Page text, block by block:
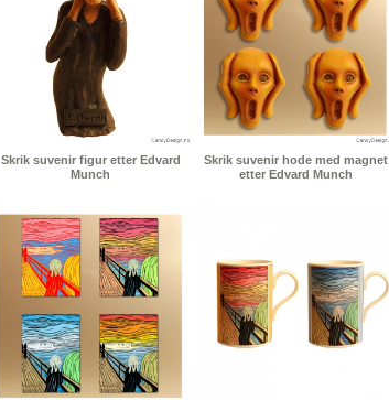
Skrik suvenir figur etter Edvard
Munch
Skrik suvenir hode med magnet
etter Edvard Munch